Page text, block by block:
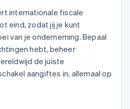
economy
reizen en vrije
entertainment
voorzien en
met agents
op
internationale fiscale
eind, zodat jij je kunt
van je onderneming. Bepaal
hebt, beheer
de juiste
aangiftes in, allemaal op